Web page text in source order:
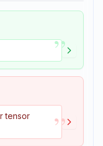
”
tensor
”